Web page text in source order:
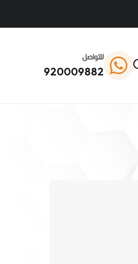
للتواصل
920009882